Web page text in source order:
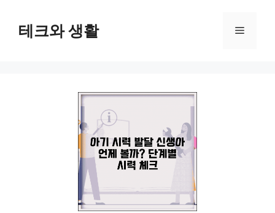
테크와 생활 메